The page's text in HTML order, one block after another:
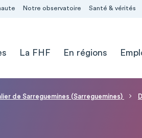
Notre observatoire Santé & vérités
La FHF En régions
de Sarreguemines (Sarreguemines)